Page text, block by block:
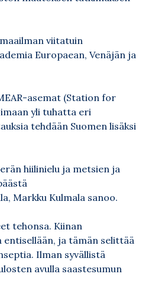
viitatuin
Europaean, Venäjän ja
asemat (Station for
yli tuhatta eri
tehdään Suomen lisäksi
hiilinielu ja metsien ja
Markku Kulmala sanoo.
tehonsa. Kiinan
ja tämän selittää
Ilman syvällistä
avulla saastesumun